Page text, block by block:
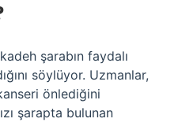
şarabın faydalı
söylüyor. Uzmanlar,
önlediğini
şarapta bulunan